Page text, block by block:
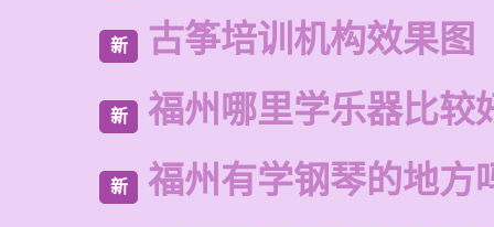
新 古筝培训机构效果图
新 福州哪里学乐器比较
新 福州有学钢琴的地方